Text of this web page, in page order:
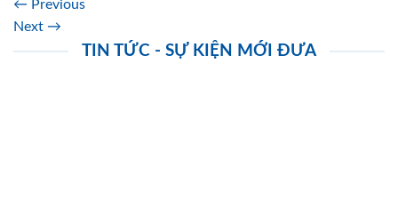
← Previous
Next →
TIN TỨC - SỰ KIỆN MỚI ĐƯA